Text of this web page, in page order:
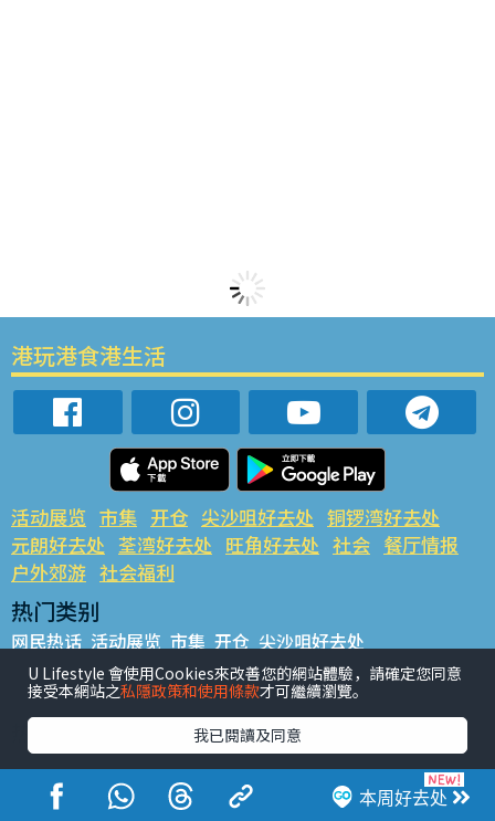
本周好去处
港玩港食港生活
活动展览 市集 开仓 尖沙咀好去处 铜锣湾好去处
元朗好去处 荃湾好去处 旺角好去处 社会 餐厅情报
户外郊游 社会福利
热门类别
网民热话 活动展览 市集 开仓 尖沙咀好去处
铜锣湾好去处 元朗好去处 荃湾好去处 旺角好去处 社会
餐厅情报 户外郊游
热门标签
#UGO揾好去处 #人气活动推介 #美食社群热话
#亲子玩乐好去处
#ULifestyle应用程式
#限时抢
#UJetso礼物放送
#ULifestyle商户中心 #著数 #网络热话
U Lifestyle 會使用Cookies來改善您的網站體驗，請確定您同意
接受本網站之私隱政策和使用條款才可繼續瀏覽。
我已閱讀及同意